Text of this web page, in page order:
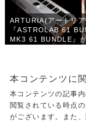
ARTURIA(アートリ
『ASTROLAB 61
MK3 61 BUNDLE』
本コンテンツに
本コンテンツの記事
閲覧されている時点
がございます。また